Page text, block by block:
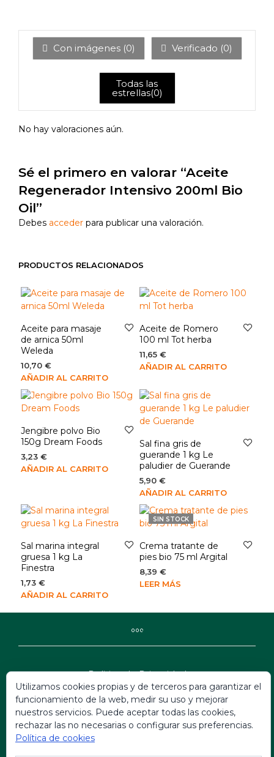
Con imágenes (0) Verificado (0)
Todas las
estrellas(0)
No hay valoraciones aún.
Sé el primero en valorar “Aceite
Regenerador Intensivo 200ml Bio
Oil”
Debes acceder para publicar una valoración.
PRODUCTOS RELACIONADOS
Aceite para masaje
de arnica 50ml
Weleda
10,70 €
AÑADIR AL CARRITO
Aceite de Romero
100 ml Tot herba
11,65 €
AÑADIR AL CARRITO
Jengibre polvo Bio
150g Dream Foods
3,23 €
AÑADIR AL CARRITO
Sal fina gris de
guerande 1 kg Le
paludier de Guerande
5,90 €
AÑADIR AL CARRITO
Sal marina integral
gruesa 1 kg La
Finestra
1,73 €
AÑADIR AL CARRITO
SIN STOCK
Crema tratante de
pies bio 75 ml Argital
8,39 €
LEER MÁS
Politica de Privacidad
Politica Ley Aviso Legal
Política Ley de Condiciones
Política Ley de Garantias
Utilizamos cookies propias y de terceros para garantizar el
funcionamiento de la web, medir su uso y mejorar
nuestros servicios. Puede aceptar todas las cookies,
rechazar las no necesarias o configurar sus preferencias.
Política de cookies